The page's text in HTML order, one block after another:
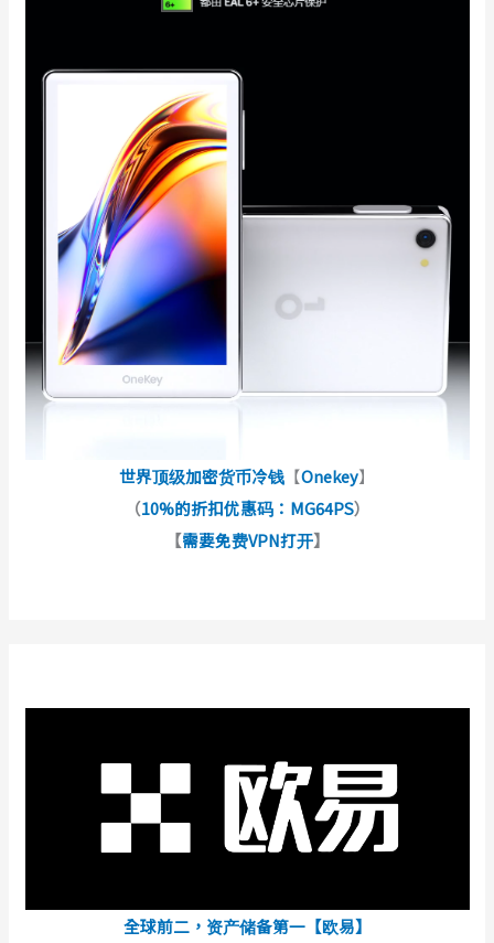
世界顶级加密货币冷钱 【Onekey】
（10%的折扣优惠码：MG64PS）
【需要免费VPN打开】
全球前二，资产储备第一【欧易】